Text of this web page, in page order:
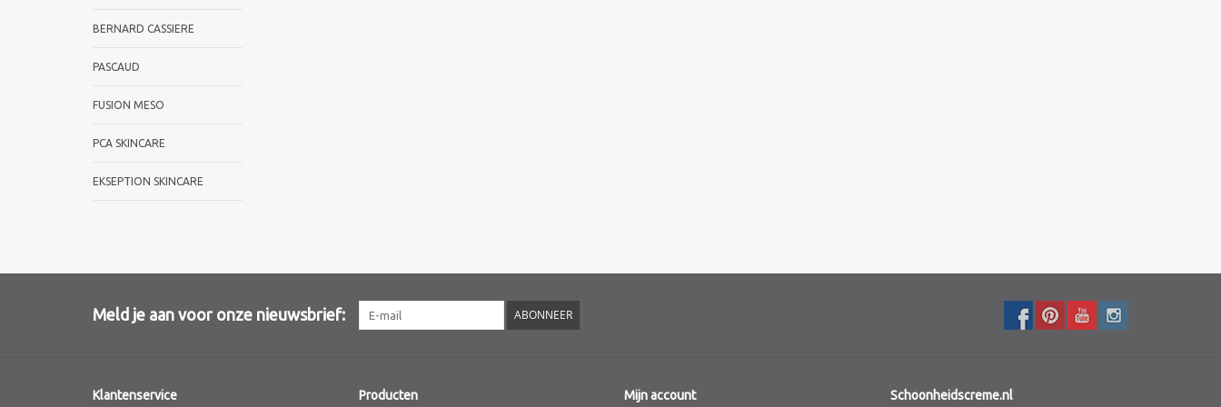
BERNARD CASSIERE
PASCAUD
FUSION MESO
PCA SKINCARE
EKSEPTION SKINCARE
Meld je aan voor onze nieuwsbrief: ABONNEER
Klantenservice Producten Mijn account Schoonheidscreme.nl